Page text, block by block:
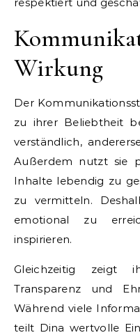
Wirkung
Der
zu ihrer Beliebtheit
verständlich,
Außerdem nutzt sie
Inhalte lebendig zu
zu vermitteln.
emotional zu
inspirieren.
Gleichzeitig zeigt
Transparenz und
Während viele
teilt Dina wertvolle